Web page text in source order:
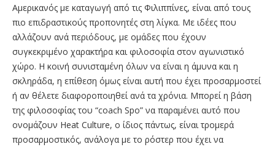
Αμερικανός με καταγωγή από τις Φιλιππίνες, είναι από τους
πιο επιδραστικούς προπονητές στη λίγκα. Με ιδέες που
αλλάζουν ανά περιόδους, με ομάδες που έχουν
συγκεκριμένο χαρακτήρα και φιλοσοφία στον αγωνιστικό
χώρο. Η κοινή συνισταμένη όλων να είναι η άμυνα και η
σκληράδα, η επίθεση όμως είναι αυτή που έχει προσαρμοστεί
ή αν θέλετε διαφοροποιηθεί ανά τα χρόνια. Μπορεί η βάση
της φιλοσοφίας του “coach Spo” να παραμένει αυτό που
ονομάζουν Heat Culture, ο ίδιος πάντως, είναι τρομερά
προσαρμοστικός, ανάλογα με το ρόστερ που έχει να